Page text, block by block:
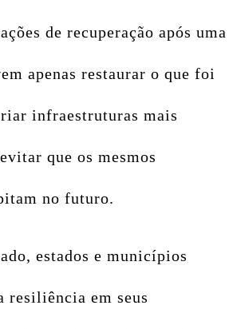
de recuperação após uma
apenas restaurar o que foi
infraestruturas mais
que os mesmos
no futuro.
estados e municípios
resiliência em seus